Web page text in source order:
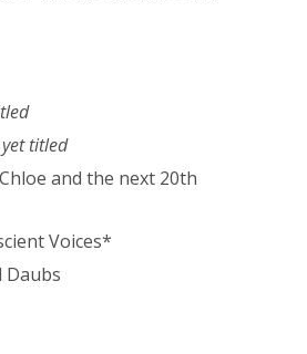
titled
and the next 20th
Voices*
Daubs